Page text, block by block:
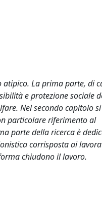
La prima parte, di
e protezione sociale
Nel secondo capitolo si
particolare riferimento al
parte della ricerca è
corrisposta ai
chiudono il lavoro.